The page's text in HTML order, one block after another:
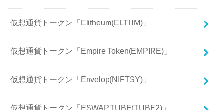
仮想通貨トークン「Elitheum(ELTHM)」
仮想通貨トークン「Empire Token(EMPIRE)」
仮想通貨トークン「Envelop(NIFTSY)」
仮想通貨トークン「ESWAP.TUBE(TUBE2)」